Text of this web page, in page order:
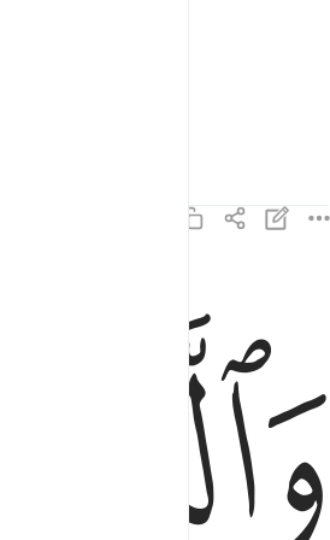
وَٱلَّذِينَ هُمْ عَنِ ٱللَّغْوِ مُعْرِضُونَ ٣
ﱋ